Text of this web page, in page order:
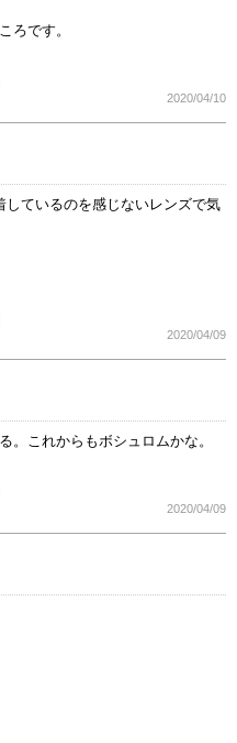
ろです。
2020/04/10
ているのを感じないレンズで気
2020/04/09
。これからもボシュロムかな。
2020/04/09